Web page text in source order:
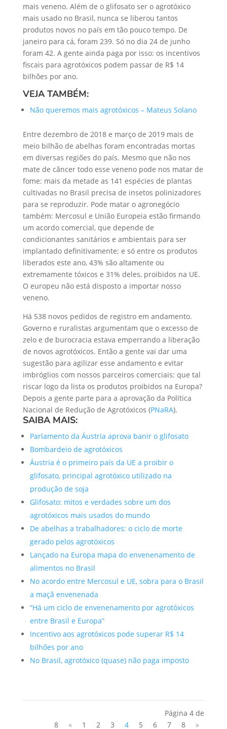
mais veneno. Além de o glifosato ser o agrotóxico
mais usado no Brasil, nunca se liberou tantos
produtos novos no país em tão pouco tempo. De
janeiro para cá, foram 239. Só no dia 24 de junho
foram 42. A gente ainda paga por isso: os incentivos
fiscais para agrotóxicos podem passar de R$ 14
bilhões por ano.
VEJA TAMBÉM:
Não queremos mais agrotóxicos – Mateus Solano
Entre dezembro de 2018 e março de 2019 mais de
meio bilhão de abelhas foram encontradas mortas
em diversas regiões do país. Mesmo que não nos
mate de câncer todo esse veneno pode nos matar de
fome: mais da metade as 141 espécies de plantas
cultivadas no Brasil precisa de insetos polinizadores
para se reproduzir. Pode matar o agronegócio
também: Mercosul e União Europeia estão firmando
um acordo comercial, que depende de
condicionantes sanitários e ambientais para ser
implantado definitivamente; e só entre os produtos
liberados este ano, 43% são altamente ou
extremamente tóxicos e 31% deles, proibidos na UE.
O europeu não está disposto a importar nosso
veneno.
Há 538 novos pedidos de registro em andamento.
Governo e ruralistas argumentam que o excesso de
zelo e de burocracia estava emperrando a liberação
de novos agrotóxicos. Então a gente vai dar uma
sugestão para agilizar esse andamento e evitar
imbróglios com nossos parceiros comerciais: que tal
riscar logo da lista os produtos proibidos na Europa?
Depois a gente parte para a aprovação da Política
Nacional de Redução de Agrotóxicos (PNaRA).
SAIBA MAIS:
Parlamento da Áustria aprova banir o glifosato
Bombardeio de agrotóxicos
Áustria é o primeiro país da UE a proibir o
glifosato, principal agrotóxico utilizado na
produção de soja
Glifosato: mitos e verdades sobre um dos
agrotóxicos mais usados do mundo
De abelhas a trabalhadores: o ciclo de morte
gerado pelos agrotóxicos
Lançado na Europa mapa do envenenamento de
alimentos no Brasil
No acordo entre Mercosul e UE, sobra para o Brasil
a maçã envenenada
“Há um ciclo de envenenamento por agrotóxicos
entre Brasil e Europa”
Incentivo aos agrotóxicos pode superar R$ 14
bilhões por ano
No Brasil, agrotóxico (quase) não paga imposto
Página 4 de
8
« 1 2 3 4 5 6 7 8 »